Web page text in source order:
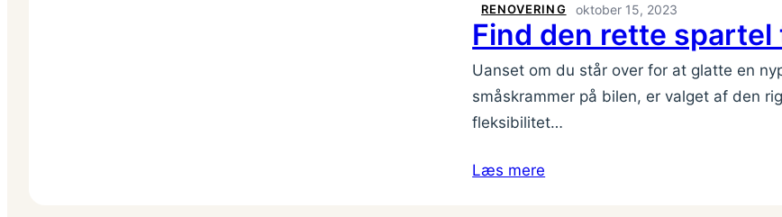
RENOVERING oktober 15, 2023
Find den rette
Uanset om du står over for at glatte en
småskrammer på bilen, er valget af den
fleksibilitet…
Læs mere